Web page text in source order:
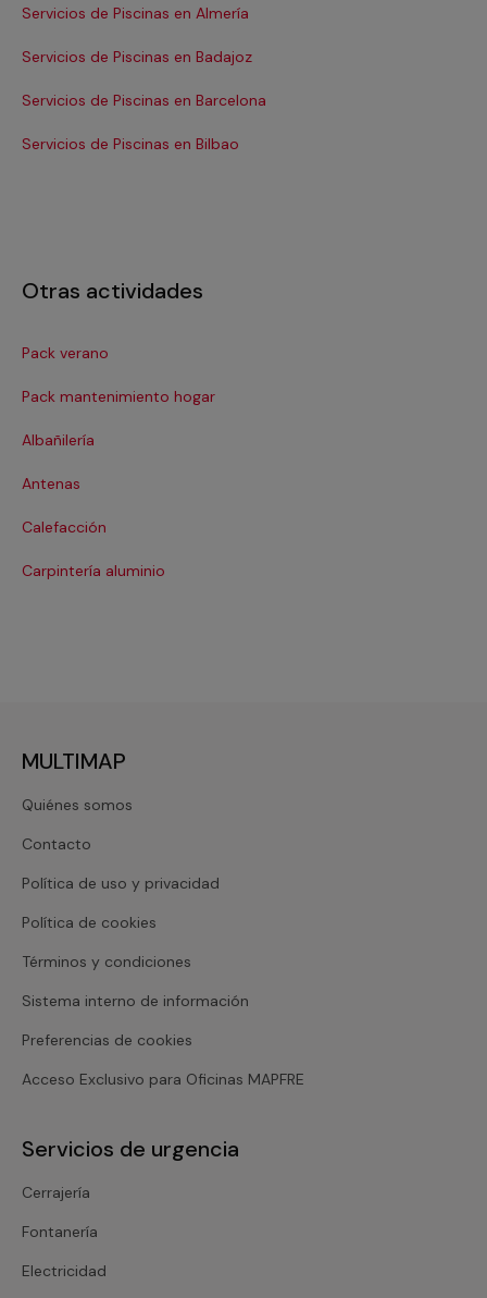
Servicios de Piscinas en Almería
Servicios de Piscinas en Badajoz
Servicios de Piscinas en Barcelona
Servicios de Piscinas en Bilbao
Otras actividades
Pack verano
Pack mantenimiento hogar
Albañilería
Antenas
Calefacción
Carpintería aluminio
MULTIMAP
Quiénes somos
Contacto
Política de uso y privacidad
Política de cookies
Términos y condiciones
Sistema interno de información
Preferencias de cookies
Acceso Exclusivo para Oficinas MAPFRE
Servicios de urgencia
Cerrajería
Fontanería
Electricidad